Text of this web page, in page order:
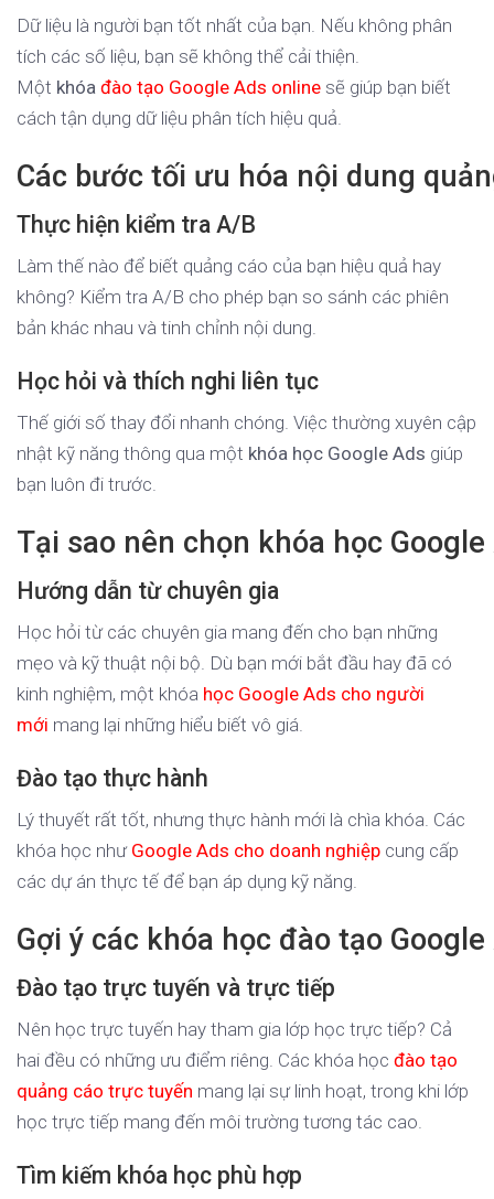
Dữ liệu là người bạn tốt nhất của bạn. Nếu không phân
tích các số liệu, bạn sẽ không thể cải thiện.
Một khóa đào tạo Google Ads online sẽ giúp bạn biết
cách tận dụng dữ liệu phân tích hiệu quả.
Các bước tối ưu hóa nội dung
Thực hiện kiểm tra A/B
Làm thế nào để biết quảng cáo của bạn hiệu quả hay
không? Kiểm tra A/B cho phép bạn so sánh các phiên
bản khác nhau và tinh chỉnh nội dung.
Học hỏi và thích nghi liên tục
Thế giới số thay đổi nhanh chóng. Việc thường xuyên cập
nhật kỹ năng thông qua một khóa học Google Ads giúp
bạn luôn đi trước.
Tại sao nên chọn khóa học
Hướng dẫn từ chuyên gia
Học hỏi từ các chuyên gia mang đến cho bạn những
mẹo và kỹ thuật nội bộ. Dù bạn mới bắt đầu hay đã có
kinh nghiệm, một khóa học Google Ads cho người
mới mang lại những hiểu biết vô giá.
Đào tạo thực hành
Lý thuyết rất tốt, nhưng thực hành mới là chìa khóa. Các
khóa học như Google Ads cho doanh nghiệp cung cấp
các dự án thực tế để bạn áp dụng kỹ năng.
Gợi ý các khóa học đào tạo Google
Đào tạo trực tuyến và trực tiếp
Nên học trực tuyến hay tham gia lớp học trực tiếp? Cả
hai đều có những ưu điểm riêng. Các khóa học đào tạo
quảng cáo trực tuyến mang lại sự linh hoạt, trong khi lớp
học trực tiếp mang đến môi trường tương tác cao.
Tìm kiếm khóa học phù hợp